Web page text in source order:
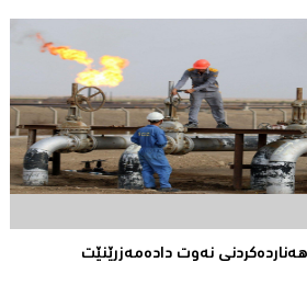
نەوت دادەمەزرێنێت